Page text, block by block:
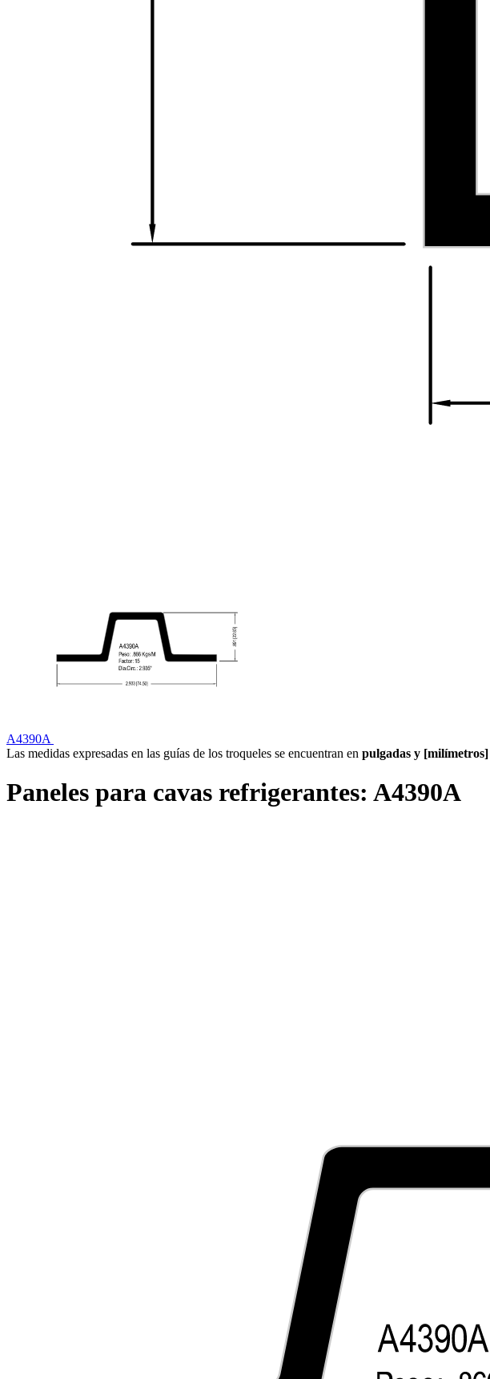
A4390A
Las medidas expresadas en las guías de los troqueles se encuentran en pulgadas y [milímetros]
Paneles para cavas refrigerantes: A4390A